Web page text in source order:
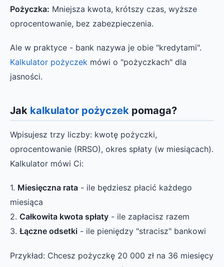
Pożyczka: Mniejsza kwota, krótszy czas, wyższe
oprocentowanie, bez zabezpieczenia.
Ale w praktyce - bank nazywa je obie "kredytami".
Kalkulator pożyczek mówi o "pożyczkach" dla
jasności.
Jak kalkulator pożyczek pomaga?
Wpisujesz trzy liczby: kwotę pożyczki,
oprocentowanie (RRSO), okres spłaty (w miesiącach).
Kalkulator mówi Ci:
1. Miesięczna rata - ile będziesz płacić każdego
miesiąca
2. Całkowita kwota spłaty - ile zapłacisz razem
3. Łączne odsetki - ile pieniędzy "stracisz" bankowi
Przykład: Chcesz pożyczkę 20 000 zł na 36 miesięcy